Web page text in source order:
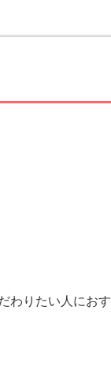
わりたい人におす